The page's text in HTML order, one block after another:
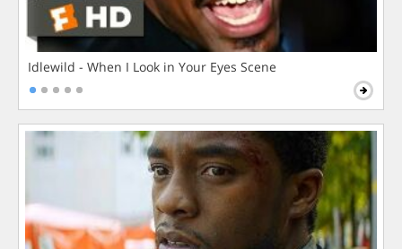
Idlewild - When I Look in Your Eyes Scene